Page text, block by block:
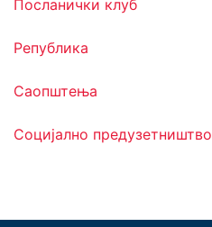
Посланички клуб
Република
Саопштења
Социјално предузетништво